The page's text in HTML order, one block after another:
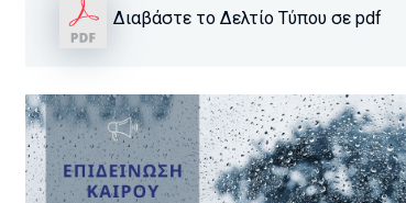
Διαβάστε το Δελτίο Τύπου σε pdf